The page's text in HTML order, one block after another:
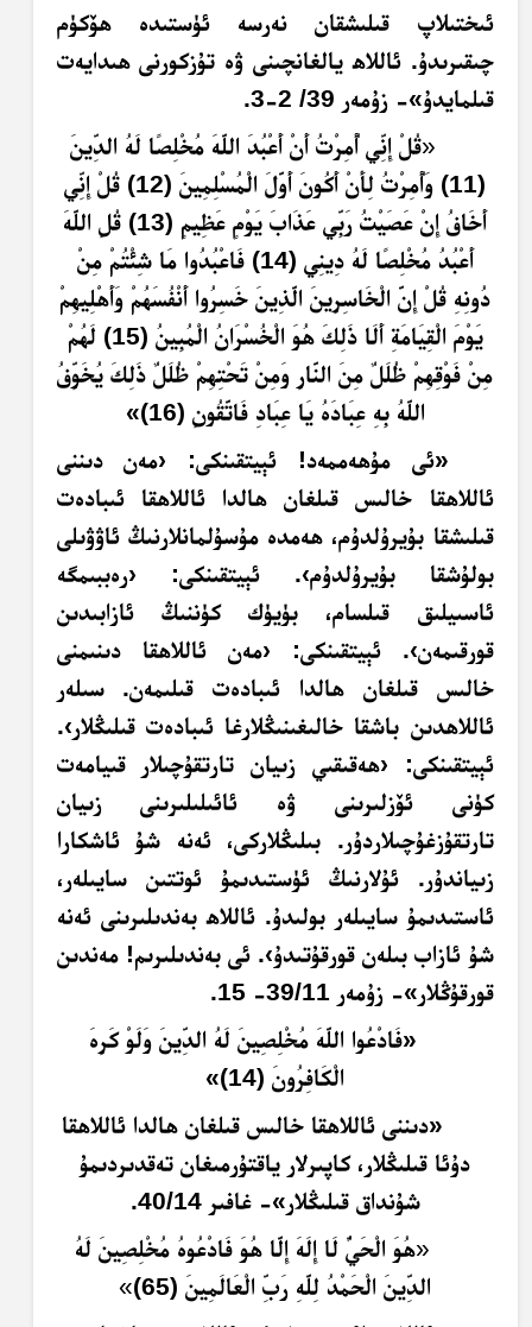
ئىختىلاپ قىلىشقان نەرسە ئۈستىدە ھۆكۈم
چىقىرىدۇ. ئاللاھ يالغانچىنى ۋە تۇزكورنى ھىدايەت
قىلمايدۇ»- زۇمەر 39/ 2-3.
«قُلْ إِنِّي أُمِرْتُ أَنْ أَعْبُدَ اللَّهَ مُخْلِصًا لَهُ الدِّينَ
(11) وَأُمِرْتُ لِأَنْ أَكُونَ أَوَّلَ الْمُسْلِمِينَ (12) قُلْ إِنِّي
أَخَافُ إِنْ عَصَيْتُ رَبِّي عَذَابَ يَوْمٍ عَظِيمٍ (13) قُلِ اللَّهَ
أَعْبُدُ مُخْلِصًا لَهُ دِينِي (14) فَاعْبُدُوا مَا شِئْتُمْ مِنْ
دُونِهِ قُلْ إِنَّ الْخَاسِرِينَ الَّذِينَ خَسِرُوا أَنْفُسَهُمْ وَأَهْلِيهِمْ
يَوْمَ الْقِيَامَةِ أَلَا ذَلِكَ هُوَ الْخُسْرَانُ الْمُبِينُ (15) لَهُمْ
مِنْ فَوْقِهِمْ ظُلَلٌ مِنَ النَّارِ وَمِنْ تَحْتِهِمْ ظُلَلٌ ذَلِكَ يُخَوِّفُ
اللَّهُ بِهِ عِبَادَهُ يَا عِبَادِ فَاتَّقُونِ (16)»
«ئى مۇھەممەد! ئېيتقىنكى: ‹مەن دىننى
ئاللاھقا خالىس قىلغان ھالدا ئاللاھقا ئىبادەت
قىلىشقا بۇيرۇلدۇم، ھەمدە مۇسۇلمانلارنىڭ ئاۋۋىلى
بولۇشقا بۇيرۇلدۇم›. ئېيتقىنكى: ‹رەببىمگە
ئاسىيلىق قىلسام، بۈيۈك كۈننىڭ ئازابىدىن
قورقىمەن›. ئېيتقىنكى: ‹مەن ئاللاھقا دىنىمنى
خالىس قىلغان ھالدا ئىبادەت قىلىمەن. سىلەر
ئاللاھدىن باشقا خالىغىنىڭلارغا ئىبادەت قىلىڭلار›.
ئېيتقىنكى: ‹ھەقىقىي زىيان تارتقۇچىلار قىيامەت
كۈنى ئۆزلىرىنى ۋە ئائىلىلىرىنى زىيان
تارتقۇزغۇچىلاردۇر. بىلىڭلاركى، ئەنە شۇ ئاشكارا
زىياندۇر. ئۇلارنىڭ ئۈستىدىمۇ ئوتتىن سايىلەر،
ئاستىدىمۇ سايىلەر بولىدۇ. ئاللاھ بەندىلىرىنى ئەنە
شۇ ئازاب بىلەن قورقۇتىدۇ›. ئى بەندىلىرىم! مەندىن
قورقۇڭلار»- زۇمەر 39/11- 15.
«فَادْعُوا اللَّهَ مُخْلِصِينَ لَهُ الدِّينَ وَلَوْ كَرِهَ
الْكَافِرُونَ (14)»
«دىننى ئاللاھقا خالىس قىلغان ھالدا ئاللاھقا
دۇئا قىلىڭلار، كاپىرلار ياقتۇرمىغان تەقدىردىمۇ
شۇنداق قىلىڭلار»- غافىر 40/14.
«هُوَ الْحَيُّ لَا إِلَهَ إِلَّا هُوَ فَادْعُوهُ مُخْلِصِينَ لَهُ
الدِّينَ الْحَمْدُ لِلَّهِ رَبِّ الْعَالَمِينَ (65)
»